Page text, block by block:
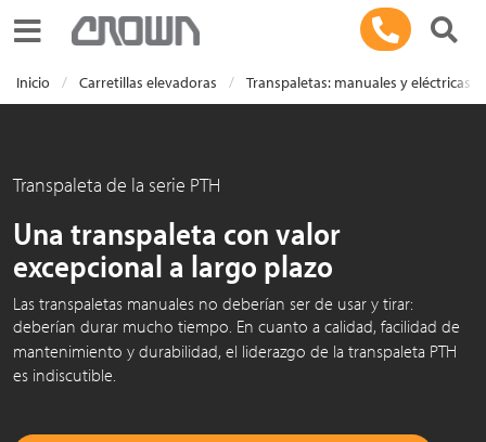
Toggle navigation
Inicio Carretillas elevadoras Transpaletas: manuales y eléctricas
Transpaleta de la serie PTH
Una transpaleta con valor
excepcional a largo plazo
Las transpaletas manuales no deberían ser de usar y tirar:
deberían durar mucho tiempo. En cuanto a calidad, facilidad de
mantenimiento y durabilidad, el liderazgo de la transpaleta PTH
es indiscutible.